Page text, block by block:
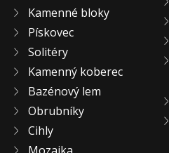
DLAŽEBNÍ KOSTKY
KAMENNÉ DLAŽBY, OBKLADY
MLATOVÉ POVRCHY
ZAKÁZKY NA MÍRU
VÝPRODEJ
NOVINKY
BLOG
Kamenné bloky
Pískovec
Solitéry
Kamenný koberec
Bazénový lem
Obrubníky
Cihly